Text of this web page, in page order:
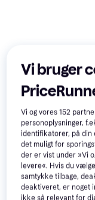
JBS Bamboo
Black
Underbukser,
Bambus, Bomuld,
Elastan/Lycra/Spandex
419 kr.
Eller 3 betalinger af 140
9+ butikker
Vi bruger
Vi og vores152
personoplysninger,
identifikatorer, på din
det muligt for
der er vist under »Vi
levere«. Hvis du
samtykke tilbage,
deaktiveret, er noget
ikke så relevant for